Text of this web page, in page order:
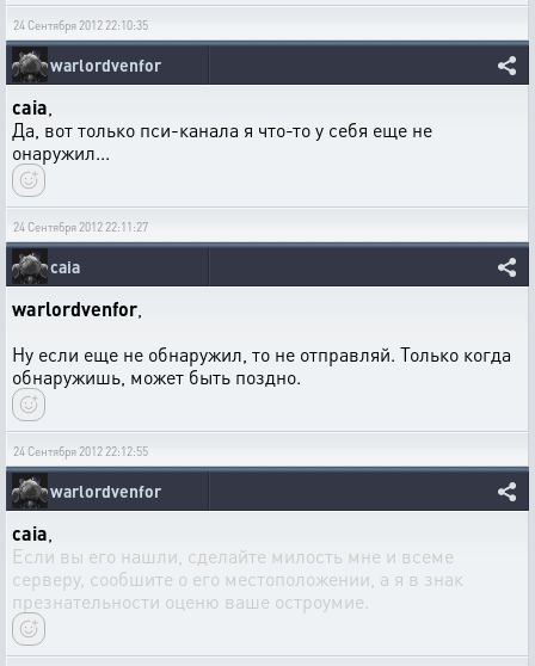
24 Сентября 2012 22:10:35
warlordvenfor
caia
Да, вот только пси-канала я что-то у себя еще не
онаружил...
24 Сентября 2012 22:11:27
caia
warlordvenfor
Ну если еще не обнаружил, то не отправляй. Только когда
обнаружишь, может быть поздно.
24 Сентября 2012 22:12:55
warlordvenfor
caia
Если вы его нашли, сделайте милость мне и всеме
серверу, сообшите о его местоположении, а я в знак
презнательности оценю ваше остроумие.